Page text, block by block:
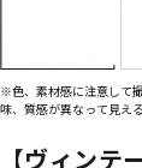
※色、素材感に注意して
味、質感が異なって見え
【ヴィン